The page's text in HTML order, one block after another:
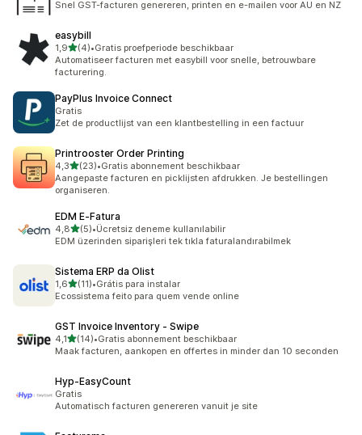
Snel GST-facturen genereren, printen en e-mailen voor AU en NZ
easybill
1,9van 5 sterren
(4)
4 recensies in totaal
•Gratis proefperiode beschikbaar
Automatiseer facturen met easybill voor snelle, betrouwbare
facturering.
PayPlus Invoice Connect
Gratis
Zet de productlijst van een klantbestelling in een factuur
Printrooster Order Printing
4,3van 5 sterren
(23)
23 recensies in totaal
•Gratis abonnement beschikbaar
Aangepaste facturen en picklijsten afdrukken. Je bestellingen
organiseren.
EDM E‑Fatura
4,8van 5 sterren
(5)
5 recensies in totaal
•Ücretsiz deneme kullanılabilir
EDM üzerinden siparişleri tek tıkla faturalandırabilmek
Sistema ERP da Olist
1,6van 5 sterren
(11)
11 recensies in totaal
•Grátis para instalar
Ecossistema feito para quem vende online
GST Invoice Inventory ‑ Swipe
4,1van 5 sterren
(14)
14 recensies in totaal
•Gratis abonnement beschikbaar
Maak facturen, aankopen en offertes in minder dan 10 seconden
Hyp‑EasyCount
Gratis
Automatisch facturen genereren vanuit je site